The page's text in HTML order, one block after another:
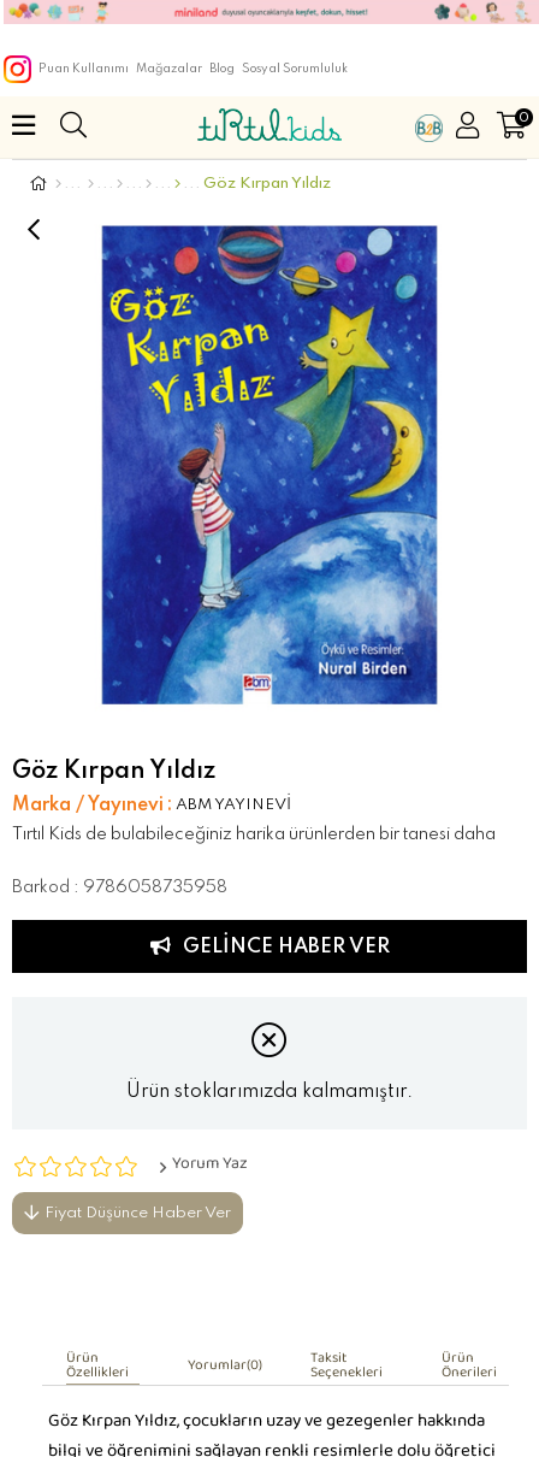
Puan Kullanımı Mağazalar Blog Sosyal Sorumluluk
0
Göz Kırpan Yıldız
Göz Kırpan Yıldız
Marka / Yayınevi : ABM YAYINEVİ
Tırtıl Kids de bulabileceğiniz harika ürünlerden bir tanesi daha
Barkod : 9786058735958
GELINCE HABER VER
Ürün stoklarımızda kalmamıştır.
Yorum Yaz
Fiyat Düşünce Haber Ver
Ürün
Özellikleri Yorumlar(0) Taksit
Seçenekleri Ürün
Önerileri
Göz Kırpan Yıldız, çocukların uzay ve gezegenler hakkında